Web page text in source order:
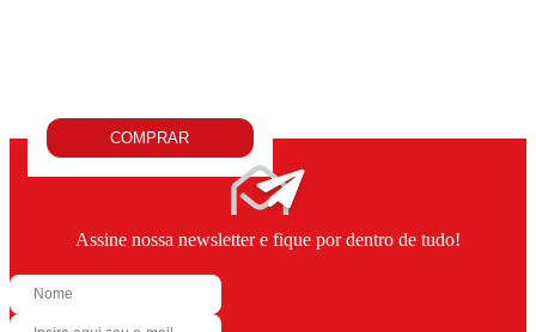
COMPRAR
Assine nossa newsletter e fique por dentro de tudo!